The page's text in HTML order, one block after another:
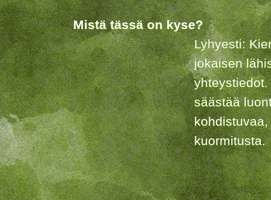
Mistä tässä on kyse?
Lyhyesti:
jokaisen
säästää
kuormitusta.